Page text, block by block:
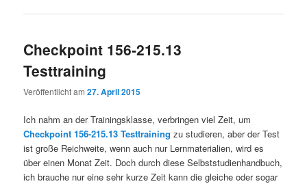
Checkpoint 156-215.13
Testtraining
Veröffentlicht am27. April 2015
Ich nahm an der Trainingsklasse, verbringen viel Zeit, um
Checkpoint 156-215.13 Testtraining zu studieren, aber der Test
ist große Reichweite, wenn auch nur Lernmaterialien, wird es
über einen Monat Zeit. Doch durch diese Selbststudienhandbuch,
ich brauche nur eine sehr kurze Zeit kann die gleiche oder sogar